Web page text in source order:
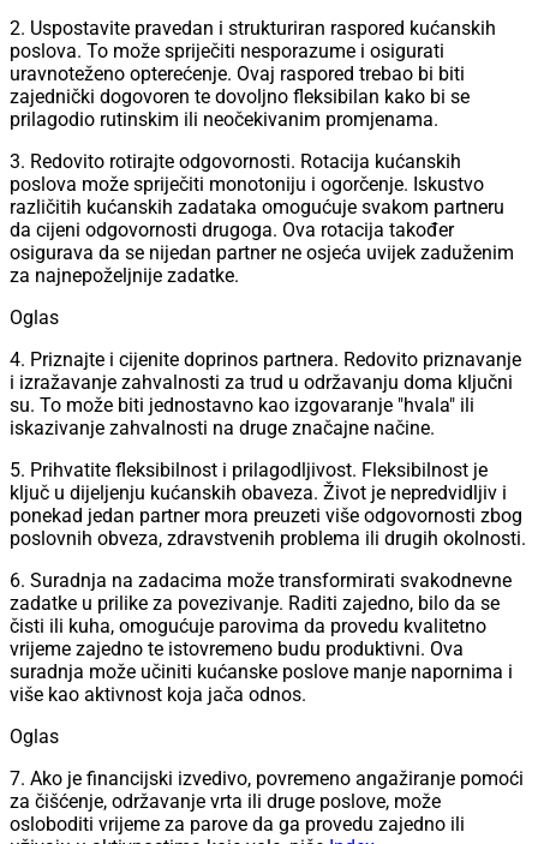
2. Uspostavite pravedan i strukturiran raspored kućanskih
poslova. To može spriječiti nesporazume i osigurati
uravnoteženo opterećenje. Ovaj raspored trebao bi biti
zajednički dogovoren te dovoljno fleksibilan kako bi se
prilagodio rutinskim ili neočekivanim promjenama.
3. Redovito rotirajte odgovornosti. Rotacija kućanskih
poslova može spriječiti monotoniju i ogorčenje. Iskustvo
različitih kućanskih zadataka omogućuje svakom partneru
da cijeni odgovornosti drugoga. Ova rotacija također
osigurava da se nijedan partner ne osjeća uvijek zaduženim
za najnepoželjnije zadatke.
Oglas
4. Priznajte i cijenite doprinos partnera. Redovito priznavanje
i izražavanje zahvalnosti za trud u održavanju doma ključni
su. To može biti jednostavno kao izgovaranje "hvala" ili
iskazivanje zahvalnosti na druge značajne načine.
5. Prihvatite fleksibilnost i prilagodljivost. Fleksibilnost je
ključ u dijeljenju kućanskih obaveza. Život je nepredvidljiv i
ponekad jedan partner mora preuzeti više odgovornosti zbog
poslovnih obveza, zdravstvenih problema ili drugih okolnosti.
6. Suradnja na zadacima može transformirati svakodnevne
zadatke u prilike za povezivanje. Raditi zajedno, bilo da se
čisti ili kuha, omogućuje parovima da provedu kvalitetno
vrijeme zajedno te istovremeno budu produktivni. Ova
suradnja može učiniti kućanske poslove manje napornima i
više kao aktivnost koja jača odnos.
Oglas
7. Ako je financijski izvedivo, povremeno angažiranje pomoći
za čišćenje, održavanje vrta ili druge poslove, može
osloboditi vrijeme za parove da ga provedu zajedno ili